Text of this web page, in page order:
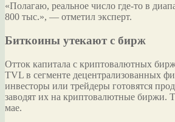
«Полагаю, реальное число где-то в
800 тыс.», — отметил эксперт.
Биткоины утекают с бирж
Отток капитала с криптовалютных
TVL в сегменте децентрализованных
инвесторы или трейдеры готовятся
заводят их на криптовалютные биржи.
мае.